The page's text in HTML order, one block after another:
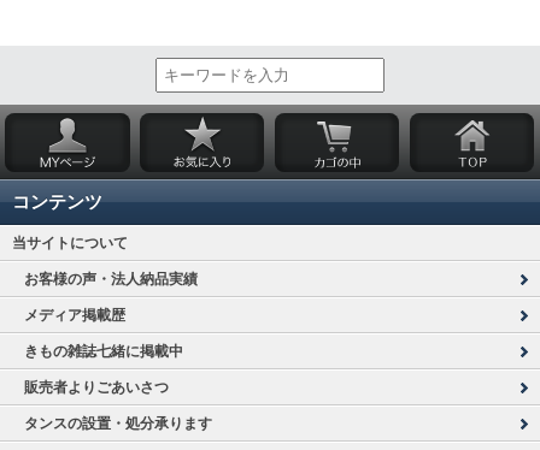
コンテンツ
当サイトについて
お客様の声・法人納品実績
メディア掲載歴
きもの雑誌七緒に掲載中
販売者よりごあいさつ
タンスの設置・処分承ります